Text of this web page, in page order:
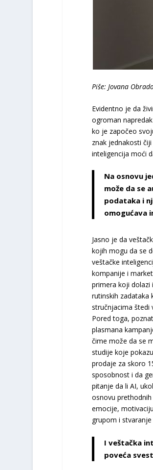
Piše: Jovana
Evidentno je da
ogroman
ko je započeo
znak jednakosti
inteligencija moći
Na osnovu
može da se
podataka i
omogućava
Jasno je da
kojih mogu da se
veštačke
kompanije i
primera koji dolazi
rutinskih zadataka
stručnjacima štedi
Pored toga,
plasmana
čime može da se
studije koje
prodaje za skoro
sposobnost i da
pitanje da li AI,
osnovu
emocije,
grupom i
I veštačka
poveća